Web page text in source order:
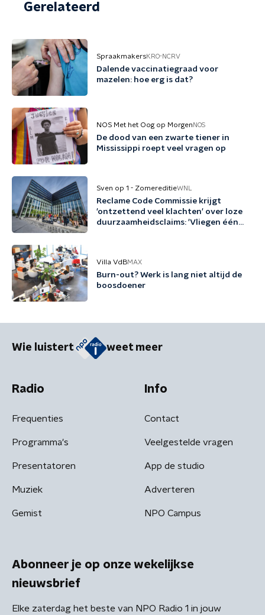
Gerelateerd
SpraakmakersKRO-NCRV
Dalende vaccinatiegraad voor
mazelen: hoe erg is dat?
NOS Met het Oog op Morgen NOS
De dood van een zwarte tiener in
Mississippi roept veel vragen op
Sven op 1 - ZomereditieWNL
Reclame Code Commissie krijgt
'ontzettend veel klachten' over loze
duurzaamheidsclaims: 'Vliegen één
Villa VdBMAX
Burn-out? Werk is lang niet altijd de
boosdoener
Wie luistert weet meer
Radio
Frequenties
Programma's
Presentatoren
Muziek
Gemist
Info
Contact
Veelgestelde vragen
App de studio
Adverteren
NPO Campus
Abonneer je op onze wekelijkse
nieuwsbrief
Elke zaterdag het beste van NPO Radio 1 in jouw